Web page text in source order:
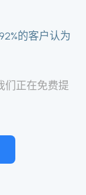
的客户认为
们正在免费提